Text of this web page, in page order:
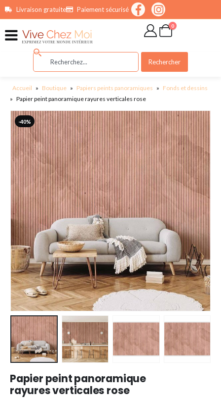
principalLivraison gratuite Paiement sécurisé
0
Rechercher
Accueil » Boutique » Papiers peints panoramiques » Fonds et dessins
» Papier peint panoramique rayures verticales rose
-40%
Papier peint panoramique
rayures verticales rose